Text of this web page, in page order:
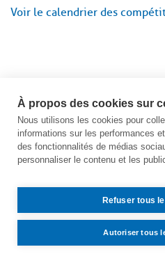
Voir le calendrier des
À propos des cookies sur
Nous utilisons les cookies pour
informations sur les performances
des fonctionnalités de médias
personnaliser le contenu et les
Refuser tous
Autoriser tous